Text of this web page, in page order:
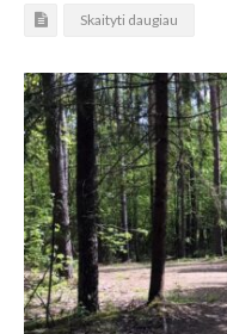
Skaityti daugiau